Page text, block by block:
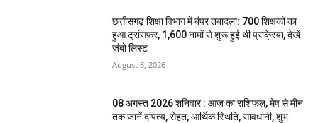
छत्तीसगढ़ शिक्षा विभाग में बंपर तबादला: 700 शिक्षकों का
हुआ ट्रांसफर, 1,600 नामों से शुरू हुई थी प्रक्रिया, देखें
जंबो लिस्ट
August 8, 2026
08 अगस्त 2026 शनिवार : आज का राशिफल, मेष से मीन
तक जानें दांपत्य, सेहत, आर्थिक स्थिति, सावधानी, शुभ